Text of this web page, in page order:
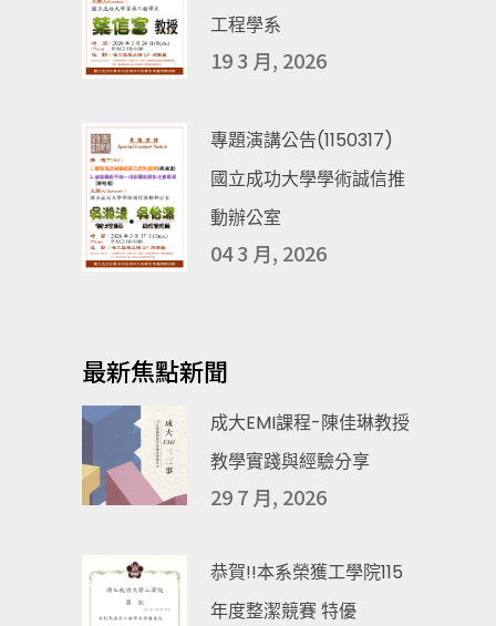
工程學系
19 3 月, 2026
專題演講公告(1150317)
國立成功大學學術誠信推
動辦公室
04 3 月, 2026
最新焦點新聞
成大EMI課程-陳佳琳教授
教學實踐與經驗分享
29 7 月, 2026
恭賀!!本系榮獲工學院115
年度整潔競賽 特優